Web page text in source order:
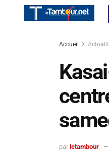
Accueil
par letambour